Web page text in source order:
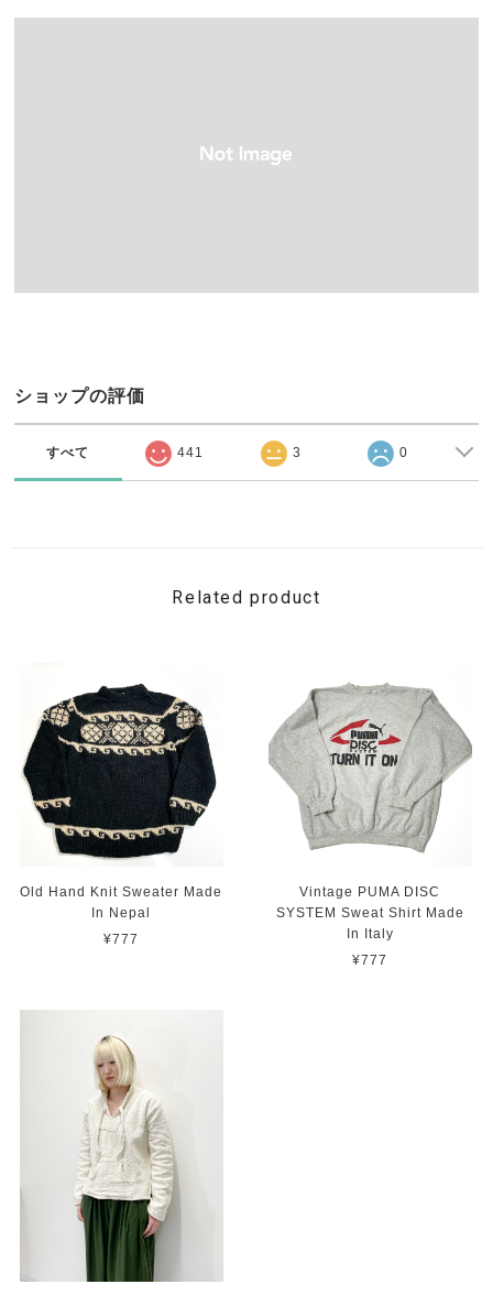
ショップの評価
すべて 441 3 0
Related product
Old Hand Knit Sweater Made
In Nepal
¥777
Vintage PUMA DISC
SYSTEM Sweat Shirt Made
In Italy
¥777